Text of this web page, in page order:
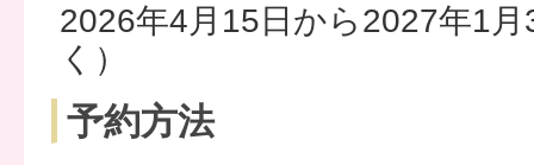
2026年4月15日から2027年1
く）
予約方法